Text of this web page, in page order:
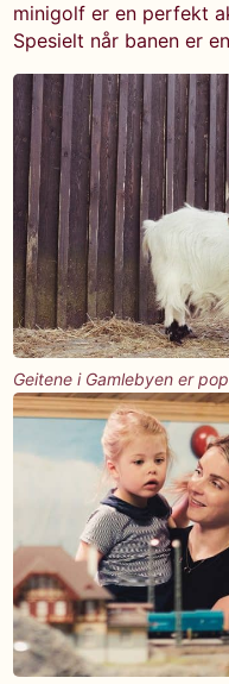
minigolf er en perfekt
Spesielt når banen er
Geitene i Gamlebyen er